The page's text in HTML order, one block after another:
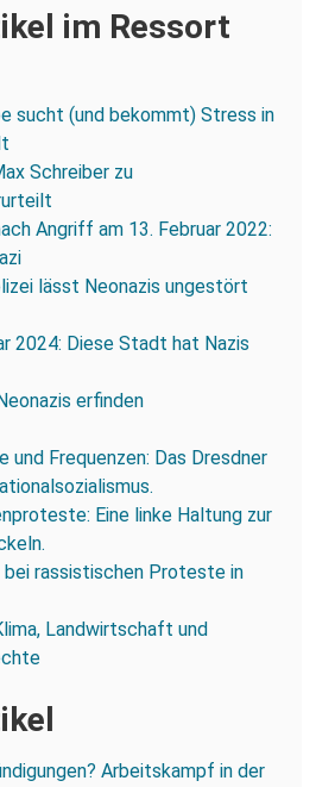
im Ressort
sucht (und bekommt) Stress in
Schreiber zu
Angriff am 13. Februar 2022:
lässt Neonazis ungestört
2024: Diese Stadt hat Nazis
erfinden
und Frequenzen: Das Dresdner
Eine linke Haltung zur
bei rassistischen Proteste in
Landwirtschaft und
Arbeitskampf in der